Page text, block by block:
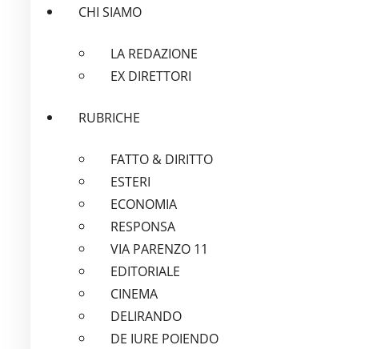
CHI SIAMO
LA REDAZIONE
EX DIRETTORI
RUBRICHE
FATTO & DIRITTO
ESTERI
ECONOMIA
RESPONSA
VIA PARENZO 11
EDITORIALE
CINEMA
DELIRANDO
DE IURE POIENDO